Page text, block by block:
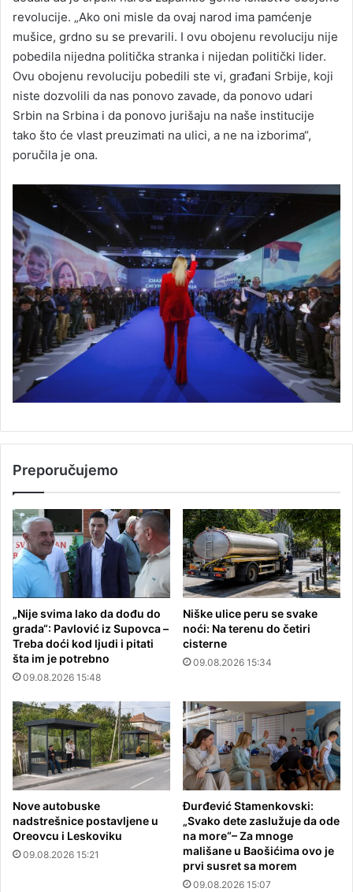
revolucije. „Ako oni misle da ovaj narod ima pamćenje
mušice, grdno su se prevarili. I ovu obojenu revoluciju nije
pobedila nijedna politička stranka i nijedan politički lider.
Ovu obojenu revoluciju pobedili ste vi, građani Srbije, koji
niste dozvolili da nas ponovo zavade, da ponovo udari
Srbin na Srbina i da ponovo jurišaju na naše institucije
tako što će vlast preuzimati na ulici, a ne na izborima“,
poručila je ona.
Preporučujemo
„Nije svima lako da dođu do
grada“: Pavlović iz Supovca –
Treba doći kod ljudi i pitati
šta im je potrebno
09.08.2026 15:48
Niške ulice peru se svake
noći: Na terenu do četiri
cisterne
09.08.2026 15:34
Nove autobuske
nadstrešnice postavljene u
Oreovcu i Leskoviku
09.08.2026 15:21
Đurđević Stamenkovski:
„Svako dete zaslužuje da ode
na more“– Za mnoge
mališane u Baošićima ovo je
prvi susret sa morem
09.08.2026 15:07